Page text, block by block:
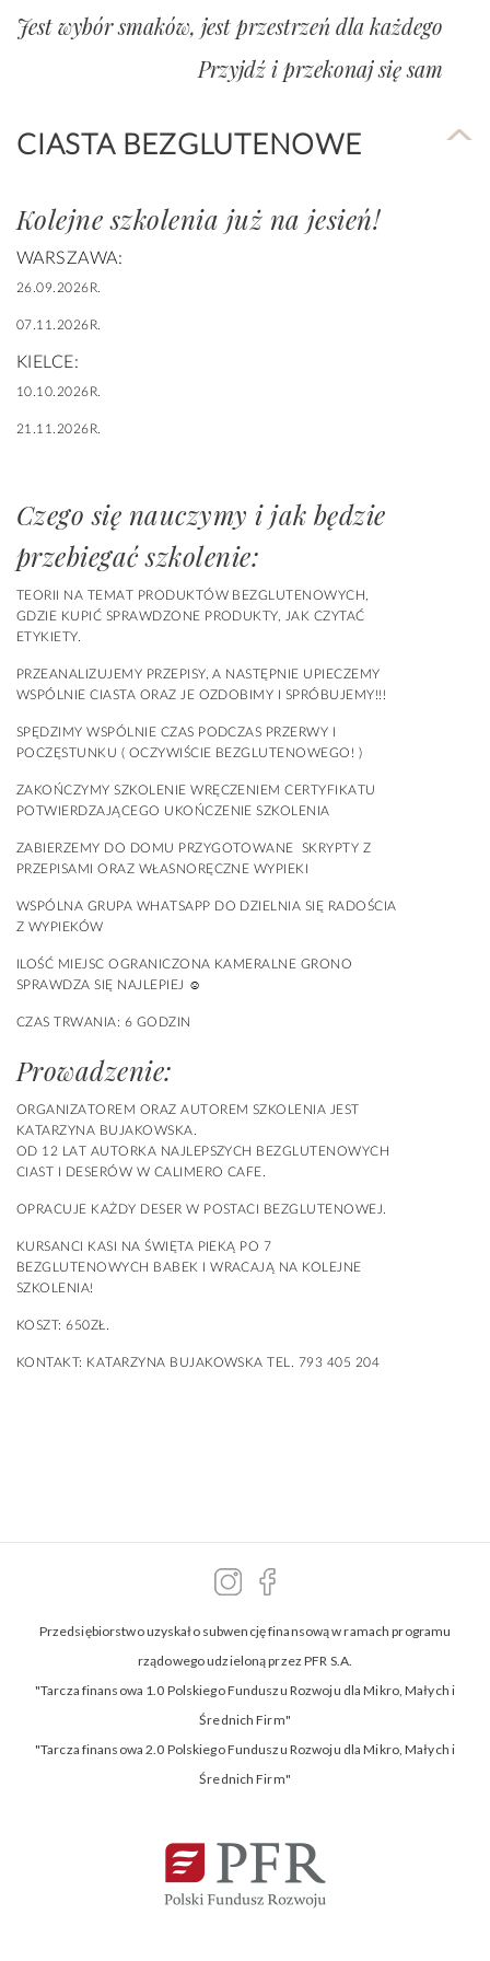
Jest wybór smaków, jest przestrzeń dla każdego
Przyjdź i przekonaj się sam
CIASTA BEZGLUTENOWE
Kolejne szkolenia już na jesień!
WARSZAWA:
26.09.2026R.
07.11.2026R.
KIELCE:
10.10.2026R.
21.11.2026R.
Czego się nauczymy i jak będzie
przebiegać szkolenie:
TEORII NA TEMAT PRODUKTÓW BEZGLUTENOWYCH,
GDZIE KUPIĆ SPRAWDZONE PRODUKTY, JAK CZYTAĆ
ETYKIETY.
PRZEANALIZUJEMY PRZEPISY, A NASTĘPNIE UPIECZEMY
WSPÓLNIE CIASTA ORAZ JE OZDOBIMY I SPRÓBUJEMY!!!
SPĘDZIMY WSPÓLNIE CZAS PODCZAS PRZERWY I
POCZĘSTUNKU ( OCZYWIŚCIE BEZGLUTENOWEGO! )
ZAKOŃCZYMY SZKOLENIE WRĘCZENIEM CERTYFIKATU
POTWIERDZAJĄCEGO UKOŃCZENIE SZKOLENIA
ZABIERZEMY DO DOMU PRZYGOTOWANE SKRYPTY Z
PRZEPISAMI ORAZ WŁASNORĘCZNE WYPIEKI
WSPÓLNA GRUPA WHATSAPP DO DZIELNIA SIĘ RADOŚCIA
Z WYPIEKÓW
ILOŚĆ MIEJSC OGRANICZONA KAMERALNE GRONO
SPRAWDZA SIĘ NAJLEPIEJ ☺️
CZAS TRWANIA: 6 GODZIN
Prowadzenie:
ORGANIZATOREM ORAZ AUTOREM SZKOLENIA JEST
KATARZYNA BUJAKOWSKA.
OD 12 LAT AUTORKA NAJLEPSZYCH BEZGLUTENOWYCH
CIAST I DESERÓW W CALIMERO CAFE.
OPRACUJE KAŻDY DESER W POSTACI BEZGLUTENOWEJ.
KURSANCI KASI NA ŚWIĘTA PIEKĄ PO 7
BEZGLUTENOWYCH BABEK I WRACAJĄ NA KOLEJNE
SZKOLENIA!
KOSZT: 650ZŁ.
KONTAKT: KATARZYNA BUJAKOWSKA TEL. 793 405 204
Przedsiębiorstwo uzyskało subwencję finansową w ramach programu
rządowego udzieloną przez PFR S.A.
"Tarcza finansowa 1.0 Polskiego Funduszu Rozwoju dla Mikro, Małych i
Średnich Firm"
"Tarcza finansowa 2.0 Polskiego Funduszu Rozwoju dla Mikro, Małych i
Średnich Firm"